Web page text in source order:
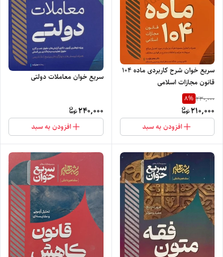
سریع خوان شرح کاربردی ماده ۱۰۴
قانون مجازات اسلامی
230,000
8%
210,000
افزودن به سبد
سریع خوان معاملات دولتی
240,000
افزودن به سبد